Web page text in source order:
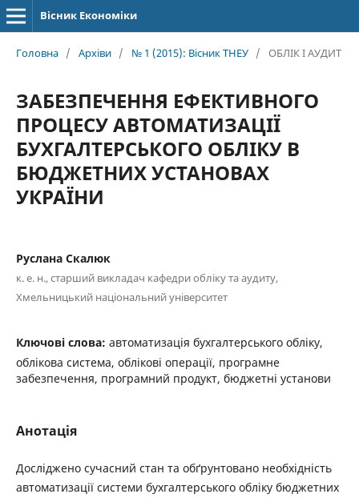
Вісник Економіки
Головна / Архіви / № 1 (2015): Вісник ТНЕУ / ОБЛІК І АУДИТ
ЗАБЕЗПЕЧЕННЯ ЕФЕКТИВНОГО
ПРОЦЕСУ АВТОМАТИЗАЦІЇ
БУХГАЛТЕРСЬКОГО ОБЛІКУ В
БЮДЖЕТНИХ УСТАНОВАХ
УКРАЇНИ
Руслана Скалюк
к. е. н., старший викладач кафедри обліку та аудиту,
Хмельницький національний університет
Ключові слова: автоматизація бухгалтерського обліку,
облікова система, облікові операції, програмне
забезпечення, програмний продукт, бюджетні установи
Анотація
Досліджено сучасний стан та обґрунтовано необхідність
автоматизації системи бухгалтерського обліку бюджетних